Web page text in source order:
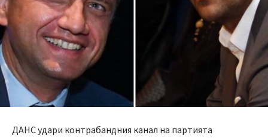
ДАНС удари контрабандния канал на партията